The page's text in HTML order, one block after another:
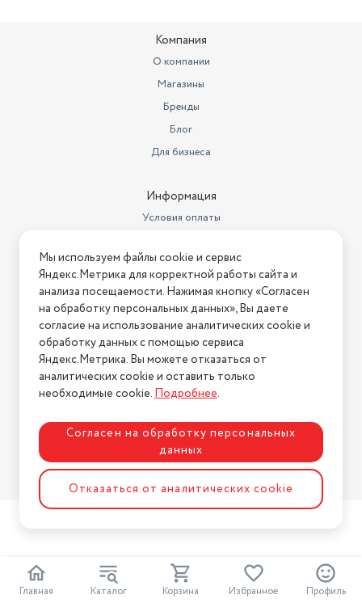
Главная Каталог Корзина Избранное Профиль
Компания
О компании
Магазины
Бренды
Блог
Для бизнеса
Информация
Условия оплаты
Условия возврата
Нашли ошибку на сайте? Напишите нам
2026 © Интернет-магазин "АстМаркет". У нас есть всё!
Политика конфиденциальности
Разработка сайтаASTDESIGN
Мы используем файлы cookie и сервис
Яндекс.Метрика для корректной работы сайта и
анализа посещаемости. Нажимая кнопку «Согласен
на обработку персональных данных», Вы даете
согласие на использование аналитических cookie и
обработку данных с помощью сервиса
Яндекс.Метрика. Вы можете отказаться от
аналитических cookie и оставить только
необходимые cookie.Подробнее.
Согласен на обработку персональных
данных
Отказаться от аналитических cookie